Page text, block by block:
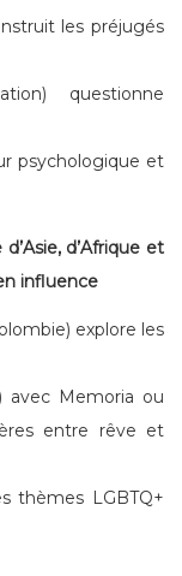
les préjugés
questionne
psychologique et
d’Afrique et
influence
explore les
avec Memoria ou
entre rêve et
thèmes LGBTQ+